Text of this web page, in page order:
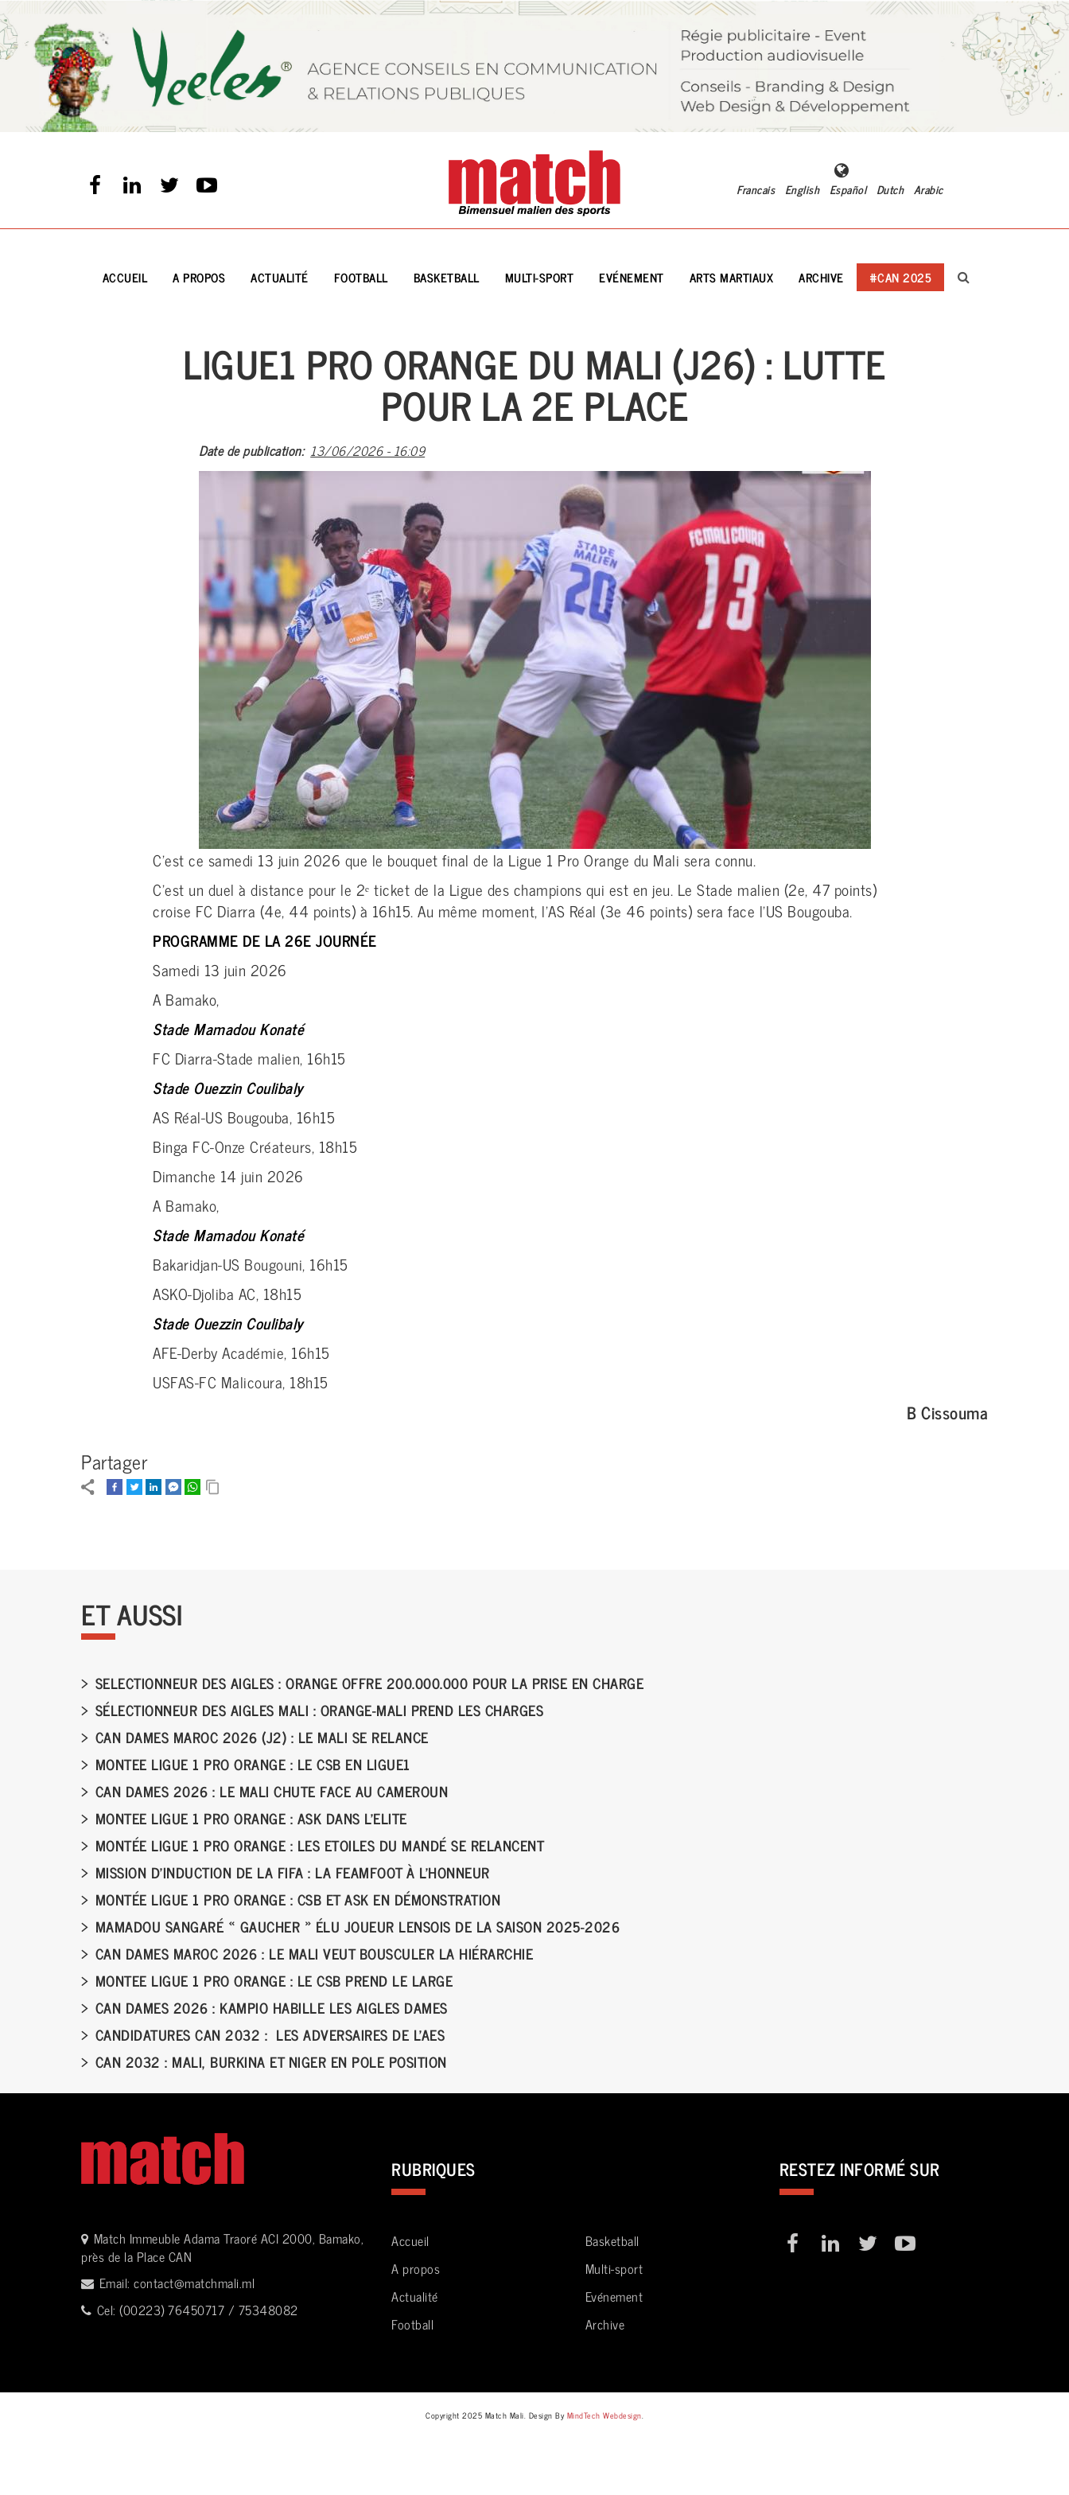
Aller
au
contenu
principal
Francais English Español Dutch Arabic
Main
ACCUEIL A PROPOS ACTUALITÉ FOOTBALL BASKETBALL MULTI-SPORT EVÉNEMENT ARTS MARTIAUX ARCHIVE #CAN 2025
LIGUE1 PRO ORANGE DU MALI (J26) : LUTTE
POUR LA 2E PLACE
Date de publication 13/06/2026 - 16:09
C’est ce samedi 13 juin 2026 que le bouquet final de la Ligue 1 Pro Orange du Mali sera connu.
C’est un duel à distance pour le 2ᵉ ticket de la Ligue des champions qui est en jeu. Le Stade malien (2e, 47 points)
croise FC Diarra (4e, 44 points) à 16h15. Au même moment, l’AS Réal (3e 46 points) sera face l’US Bougouba.
PROGRAMME DE LA 26E JOURNÉE
Samedi 13 juin 2026
A Bamako,
Stade Mamadou Konaté
FC Diarra-Stade malien, 16h15
Stade Ouezzin Coulibaly
AS Réal-US Bougouba, 16h15
Binga FC-Onze Créateurs, 18h15
Dimanche 14 juin 2026
A Bamako,
Stade Mamadou Konaté
Bakaridjan-US Bougouni, 16h15
ASKO-Djoliba AC, 18h15
Stade Ouezzin Coulibaly
AFE-Derby Académie, 16h15
USFAS-FC Malicoura, 18h15
B Cissouma
Partager
ET AUSSI
SELECTIONNEUR DES AIGLES : ORANGE OFFRE 200.000.000 POUR LA PRISE EN CHARGE
SÉLECTIONNEUR DES AIGLES MALI : ORANGE-MALI PREND LES CHARGES
CAN DAMES MAROC 2026 (J2) : LE MALI SE RELANCE
MONTEE LIGUE 1 PRO ORANGE : LE CSB EN LIGUE1
CAN DAMES 2026 : LE MALI CHUTE FACE AU CAMEROUN
MONTEE LIGUE 1 PRO ORANGE : ASK DANS L’ELITE
MONTÉE LIGUE 1 PRO ORANGE : LES ETOILES DU MANDÉ SE RELANCENT
MISSION D’INDUCTION DE LA FIFA : LA FEAMFOOT À L’HONNEUR
MONTÉE LIGUE 1 PRO ORANGE : CSB ET ASK EN DÉMONSTRATION
MAMADOU SANGARÉ « GAUCHER » ÉLU JOUEUR LENSOIS DE LA SAISON 2025-2026
CAN DAMES MAROC 2026 : LE MALI VEUT BOUSCULER LA HIÉRARCHIE
MONTEE LIGUE 1 PRO ORANGE : LE CSB PREND LE LARGE
CAN DAMES 2026 : KAMPIO HABILLE LES AIGLES DAMES
CANDIDATURES CAN 2032 : LES ADVERSAIRES DE L'AES
CAN 2032 : MALI, BURKINA ET NIGER EN POLE POSITION
Match Immeuble Adama Traoré ACI 2000, Bamako,
près de la Place CAN
Email: contact@matchmali.ml
Cel: (00223) 76450717 / 75348082
RUBRIQUES
Accueil
A propos
Actualité
Football
Basketball
Multi-sport
Evénement
Archive
RESTEZ INFORMÉ SUR
Copyright 2025 Match Mali. Design By MindTech Webdesign.